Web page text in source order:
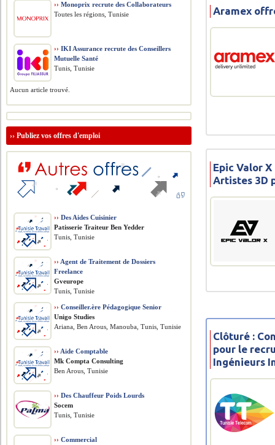
Aramex
Epic Valor
Artistes 3D
Clôturé :
pour le
Ingénieurs
›› Monoprix recrute des Collaborateurs
Toutes les régions, Tunisie
›› IKI Assurance recrute des Conseillers
Mutuelle Santé
Tunis, Tunisie
Aucun article trouvé.
››Publiez vos offres d'emploi
›› Des Aides Cuisinier
Patisserie Traiteur Ben Yedder
Tunis, Tunisie
›› Agent de Traitement de Dossiers
Freelance
Gveurope
Tunis, Tunisie
›› Conseiller.ère Pédagogique Senior
Unigo Studies
Ariana, Ben Arous, Manouba, Tunis, Tunisie
›› Aide Comptable
Mk Compta Consulting
Ben Arous, Tunisie
›› Des Chauffeur Poids Lourds
Socem
Tunis, Tunisie
›› Commercial